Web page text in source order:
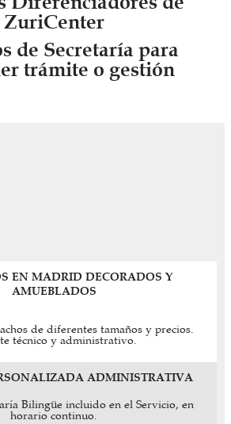
ZuriCenter
de Secretaría para
trámite o gestión
EN MADRID DECORADOS Y
AMUEBLADOS
de diferentes tamaños y precios.
técnico y administrativo.
ADMINISTRATIVA
Bilingüe incluido en el Servicio, en
horario continuo.